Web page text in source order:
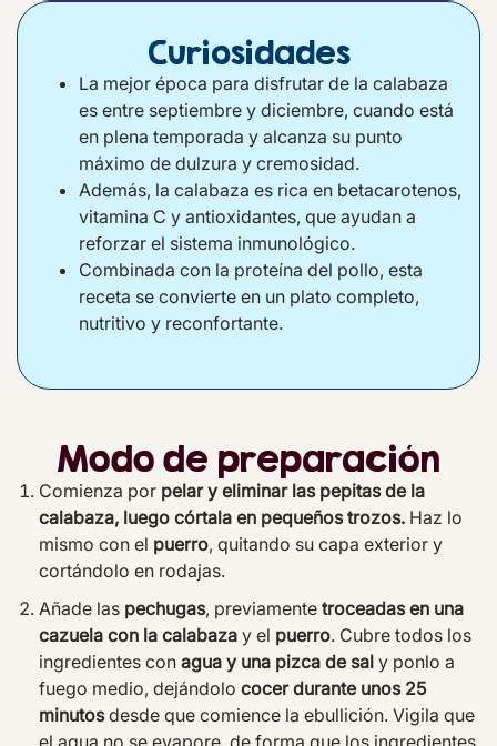
Curiosidades
La mejor época para disfrutar de la calabaza
es entre septiembre y diciembre, cuando está
en plena temporada y alcanza su punto
máximo de dulzura y cremosidad.
Además, la calabaza es rica en betacarotenos,
vitamina C y antioxidantes, que ayudan a
reforzar el sistema inmunológico.
Combinada con la proteína del pollo, esta
receta se convierte en un plato completo,
nutritivo y reconfortante.
Modo de preparación
Comienza por pelar y eliminar las pepitas de la
calabaza, luego córtala en pequeños trozos. Haz lo
mismo con el puerro, quitando su capa exterior y
cortándolo en rodajas.
Añade las pechugas, previamente troceadas en una
cazuela con la calabaza y el puerro. Cubre todos los
ingredientes con agua y una pizca de sal y ponlo a
fuego medio, dejándolo cocer durante unos 25
minutosdesde que comience la ebullición. Vigila que